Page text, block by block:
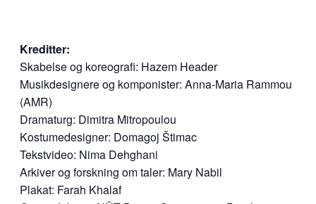
Kreditter:
Skabelse og koreografi: Hazem Header
Musikdesignere og komponister: Anna-Maria Rammou
(AMR)
Dramaturg: Dimitra Mitropoulou
Kostumedesigner: Domagoj Štimac
Tekstvideo: Nima Dehghani
Arkiver og forskning om taler: Mary Nabil
Plakat: Farah Khalaf